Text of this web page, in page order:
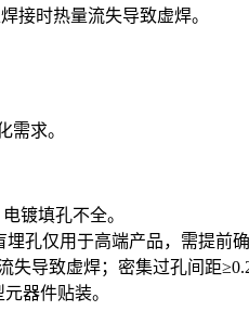
接时热量流失导致虚焊。
需求。
镀填孔不全。
孔仅用于高端产品，需提前
失导致虚焊；密集过孔间距
器件贴装。